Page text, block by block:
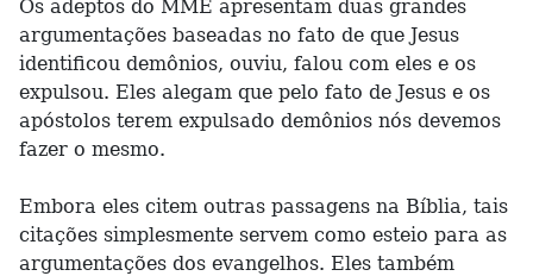
Os adeptos do MME apresentam duas grandes
argumentações baseadas no fato de que Jesus
identificou demônios, ouviu, falou com eles e os
expulsou. Eles alegam que pelo fato de Jesus e os
apóstolos terem expulsado demônios nós devemos
fazer o mesmo.
Embora eles citem outras passagens na Bíblia, tais
citações simplesmente servem como esteio para as
argumentações dos evangelhos. Eles também